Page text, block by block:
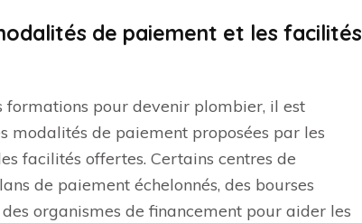
de paiement et les facilités
formations pour devenir plombier, il est
modalités de paiement proposées par les
facilités offertes. Certains centres de
de paiement échelonnés, des bourses
organismes de financement pour aider les